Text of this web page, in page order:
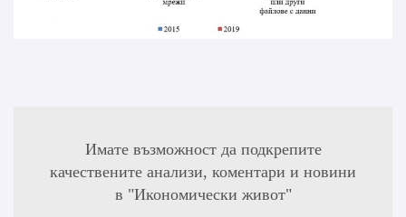
Имате възможност да подкрепите
качествените анализи, коментари и новини
в "Икономически живот"